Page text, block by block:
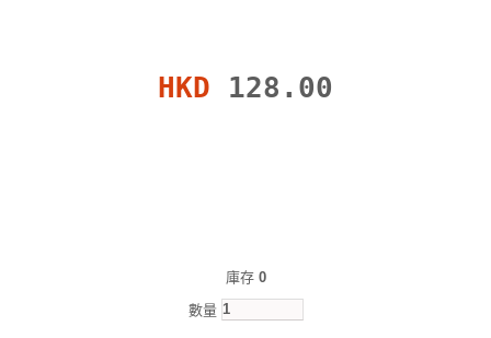
HKD 128.00
庫存 0
數量